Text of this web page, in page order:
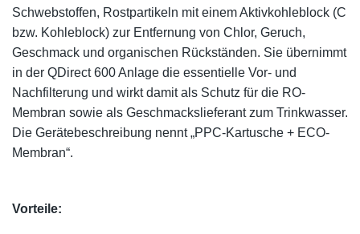
Schwebstoffen, Rostpartikeln mit einem Aktivkohleblock (C
bzw. Kohleblock) zur Entfernung von Chlor, Geruch,
Geschmack und organischen Rückständen. Sie übernimmt
in der QDirect 600 Anlage die essentielle Vor- und
Nachfilterung und wirkt damit als Schutz für die RO-
Membran sowie als Geschmackslieferant zum Trinkwasser.
Die Gerätebeschreibung nennt „PPC-Kartusche + ECO-
Membran“.
Vorteile: